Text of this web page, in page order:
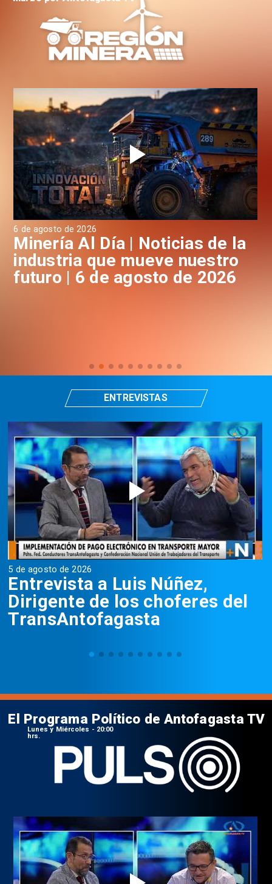
6 de agosto de 2026
Minería Al Día | Noticias de la
industria que mueve nuestro
futuro | 6 de agosto de 2026
5 de agosto de 2026
Entrevista a Luis Núñez,
Dirigente de los choferes del
TransAntofagasta
ENTREVISTAS
El Programa Político de Antofagasta TV
Lunes y Miércoles - 20:00
hrs.